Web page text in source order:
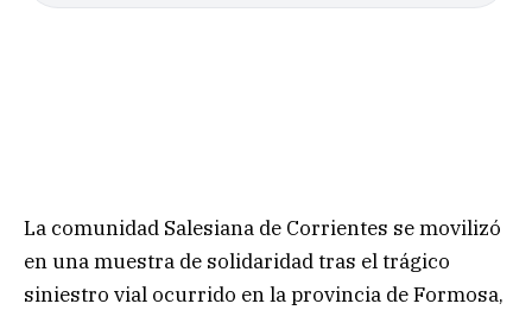
La comunidad Salesiana de Corrientes se movilizó
en una muestra de solidaridad tras el trágico
siniestro vial ocurrido en la provincia de Formosa,